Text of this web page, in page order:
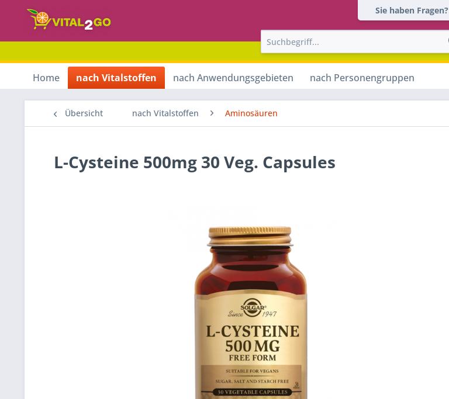
Sie haben Fragen?
Home nach Vitalstoffen nach Anwendungsgebieten nach Personengruppen
Übersicht nach Vitalstoffen Aminosäuren
L-Cysteine 500mg 30 Veg. Capsules